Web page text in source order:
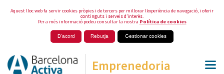
Aquest lloc web fa servir cookies pròpies i de tercers per millorar l’experiència de navegació, i oferir
continguts i serveis d’interès.
Per a més informació podeu consultar la nostra Política de cookies
D'acord Rebutja Gestionar cookies
Emprenedoria